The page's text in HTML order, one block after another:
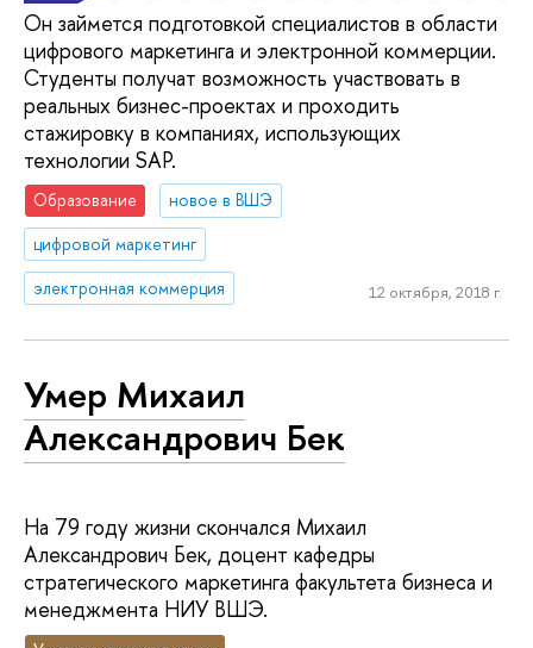
Он займется подготовкой специалистов в области
цифрового маркетинга и электронной коммерции.
Студенты получат возможность участвовать в
реальных бизнес-проектах и проходить
стажировку в компаниях, использующих
технологии SAP.
Образование
новое в ВШЭ
цифровой маркетинг
электронная коммерция
12 октября, 2018 г.
Умер Михаил
Александрович Бек
На 79 году жизни скончался Михаил
Александрович Бек, доцент кафедры
стратегического маркетинга факультета бизнеса и
менеджмента НИУ ВШЭ.